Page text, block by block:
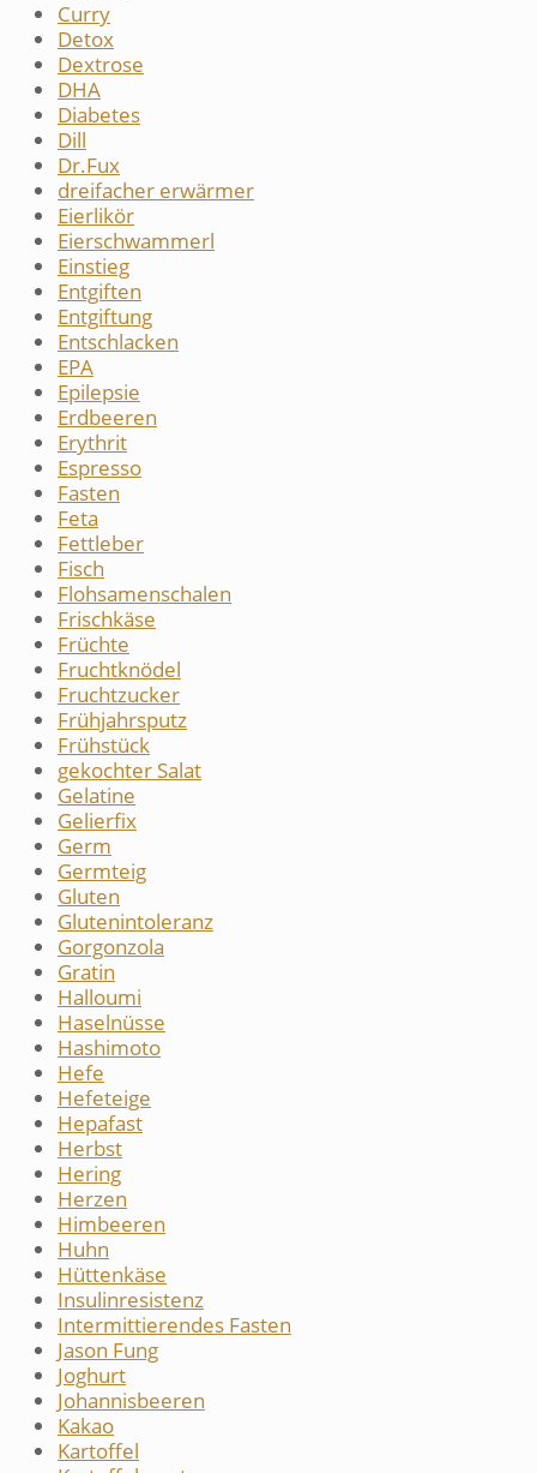
Curry
Detox
Dextrose
DHA
Diabetes
Dill
Dr.Fux
dreifacher erwärmer
Eierlikör
Eierschwammerl
Einstieg
Entgiften
Entgiftung
Entschlacken
EPA
Epilepsie
Erdbeeren
Erythrit
Espresso
Fasten
Feta
Fettleber
Fisch
Flohsamenschalen
Frischkäse
Früchte
Fruchtknödel
Fruchtzucker
Frühjahrsputz
Frühstück
gekochter Salat
Gelatine
Gelierfix
Germ
Germteig
Gluten
Glutenintoleranz
Gorgonzola
Gratin
Halloumi
Haselnüsse
Hashimoto
Hefe
Hefeteige
Hepafast
Herbst
Hering
Herzen
Himbeeren
Huhn
Hüttenkäse
Insulinresistenz
Intermittierendes Fasten
Jason Fung
Joghurt
Johannisbeeren
Kakao
Kartoffel